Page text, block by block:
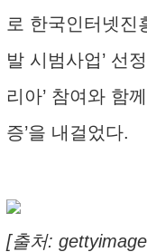
로 한국인터넷진
발 시범사업’ 선
리아’ 참여와 함
증’을 내걸었다.
[출처: